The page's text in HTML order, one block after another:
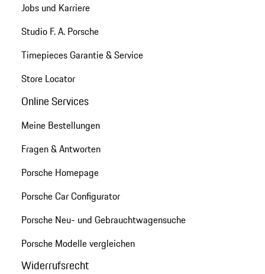
Jobs und Karriere
Studio F. A. Porsche
Timepieces Garantie & Service
Store Locator
Online Services
Meine Bestellungen
Fragen & Antworten
Porsche Homepage
Porsche Car Configurator
Porsche Neu- und Gebrauchtwagensuche
Porsche Modelle vergleichen
Widerrufsrecht